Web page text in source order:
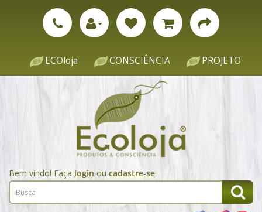
ECOloja CONSCIÊNCIA PROJETO
Bem vindo! Faça login ou cadastre-se